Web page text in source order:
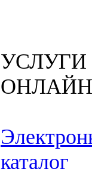
УСЛУГИ
ОНЛАЙН
каталог